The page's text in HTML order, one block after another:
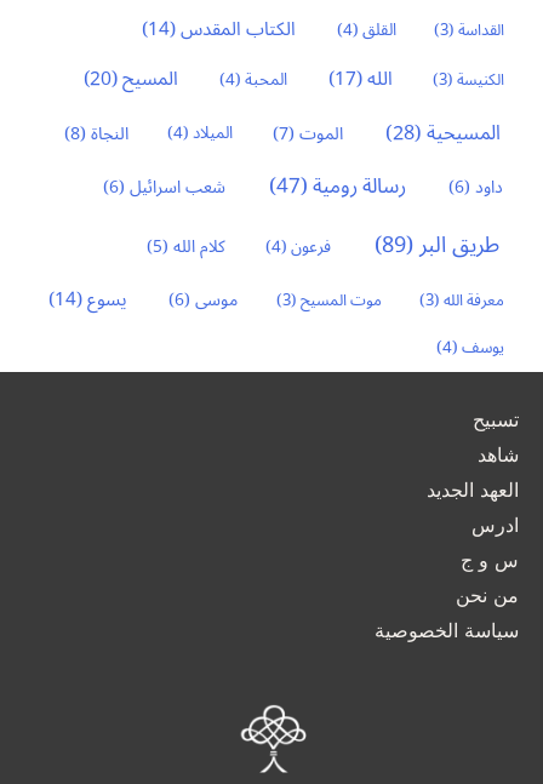
القداسة(3) القلق(4) الكتاب المقدس(14)
الكنيسة(3) الله(17) المحبة(4) المسيح(20)
المسيحية(28) الموت(7) الميلاد(4) النجاة(8)
داود(6) رسالة رومية(47) شعب اسرائيل(6)
طريق البر(89) فرعون(4) كلام الله(5)
معرفة الله(3) موت المسيح(3) موسى(6) يسوع(14)
يوسف(4)
تسبيح
شاهد
العهد الجديد
ادرس
س و ج
من نحن
سياسة الخصوصية